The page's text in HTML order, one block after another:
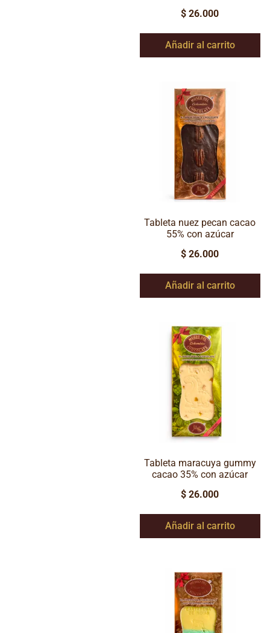
$ 26.000
Añadir al carrito
Tableta nuez pecan cacao
55% con azúcar
$ 26.000
Añadir al carrito
Tableta maracuya gummy
cacao 35% con azúcar
$ 26.000
Añadir al carrito